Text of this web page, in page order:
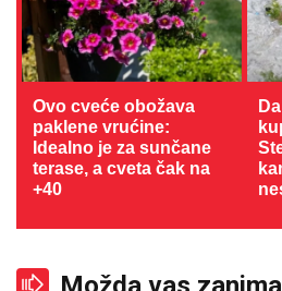
Ovo cveće obožava
paklene vrućine:
Idealno je za sunčane
terase, a cveta čak na
+40